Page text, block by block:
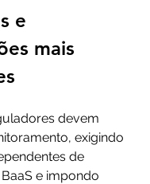
e
mais
devem
exigindo
de
e impondo